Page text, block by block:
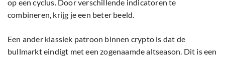
op een cyclus. Door verschillende indicatoren te
combineren, krijg je een beter beeld.
Een ander klassiek patroon binnen crypto is dat de
bullmarkt eindigt met een zogenaamde altseason. Dit is een